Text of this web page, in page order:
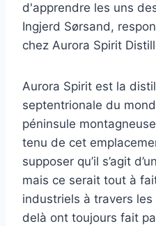
d'apprendre les uns
Ingjerd Sørsand,
chez Aurora Spirit
Aurora Spirit est la
septentrionale du
péninsule
tenu de cet
supposer qu’il s’agit
mais ce serait tout à
industriels à travers
delà ont toujours fait